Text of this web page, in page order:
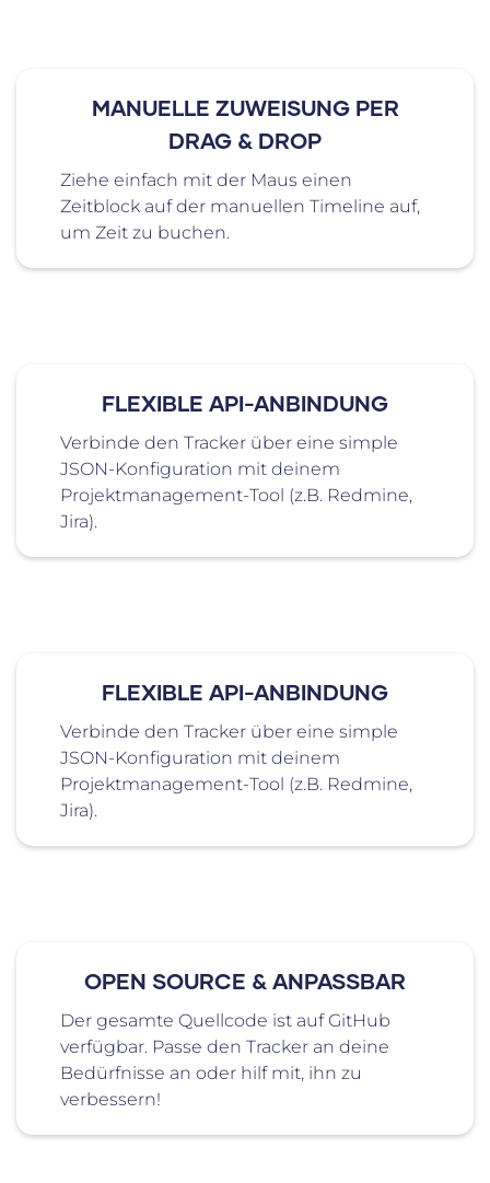
MANUELLE ZUWEISUNG PER
DRAG & DROP
Ziehe einfach mit der Maus einen
Zeitblock auf der manuellen Timeline auf,
um Zeit zu buchen.
FLEXIBLE API-ANBINDUNG
Verbinde den Tracker über eine simple
JSON-Konfiguration mit deinem
Projektmanagement-Tool (z.B. Redmine,
Jira).
FLEXIBLE API-ANBINDUNG
Verbinde den Tracker über eine simple
JSON-Konfiguration mit deinem
Projektmanagement-Tool (z.B. Redmine,
Jira).
OPEN SOURCE & ANPASSBAR
Der gesamte Quellcode ist auf GitHub
verfügbar. Passe den Tracker an deine
Bedürfnisse an oder hilf mit, ihn zu
verbessern!